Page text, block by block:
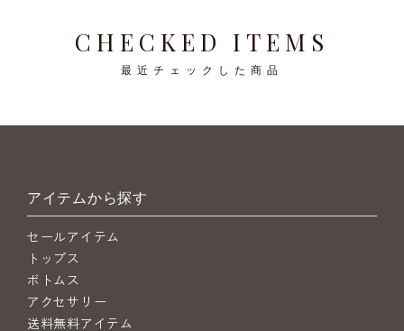
CHECKED ITEMS
最近チェックした商品
アイテムから探す
セールアイテム
トップス
ボトムス
アクセサリー
送料無料アイテム